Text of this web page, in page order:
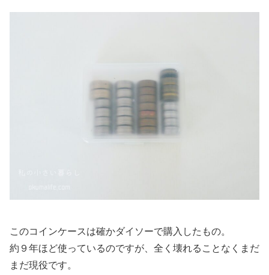
このコインケースは確かダイソーで購入したもの。
約９年ほど使っているのですが、全く壊れることなくまだ
まだ現役です。